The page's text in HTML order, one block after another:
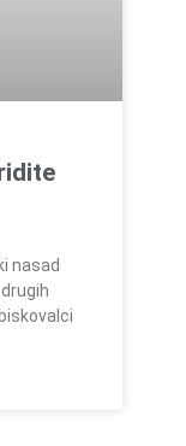
nasad